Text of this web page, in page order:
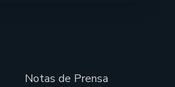
Notas de Prensa